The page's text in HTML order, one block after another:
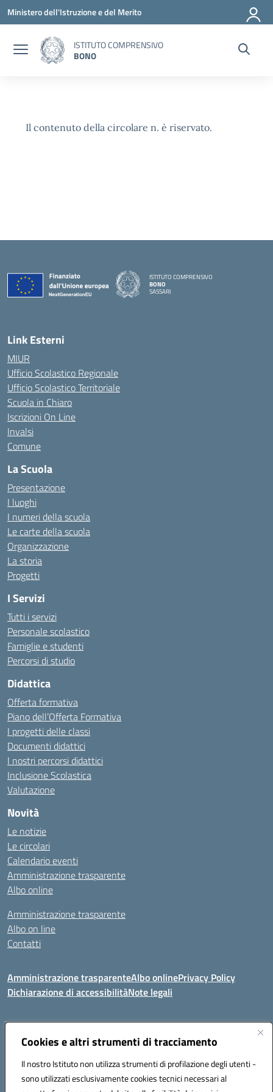
Cookies e altri strumenti di tracciamento
Il nostro Istituto non utilizza strumenti di profilazione degli utenti -
sono utilizzati esclusivamente cookies tecnici necessari al
Vai ai contenuti
Vai al menu di navigazione
Vai al footer
Ministero dell'Istruzione e del Merito
ISTITUTO COMPRENSIVO
BONO
Il contenuto della circolare n. è riservato.
ISTITUTO COMPRENSIVO
BONO
SASSARI
Link Esterni
MIUR
Ufficio Scolastico Regionale
Ufficio Scolastico Territoriale
Scuola in Chiaro
Iscrizioni On Line
Invalsi
Comune
La Scuola
Presentazione
I luoghi
I numeri della scuola
Le carte della scuola
Organizzazione
La storia
Progetti
I Servizi
Tutti i servizi
Personale scolastico
Famiglie e studenti
Percorsi di studio
Didattica
Offerta formativa
Piano dell’Offerta Formativa
I progetti delle classi
Documenti didattici
I nostri percorsi didattici
Inclusione Scolastica
Valutazione
Novità
Le notizie
Le circolari
Calendario eventi
Amministrazione trasparente
Albo online
Amministrazione trasparente
Albo on line
Contatti
Amministrazione trasparenteAlbo onlinePrivacy Policy
Dichiarazione di accessibilitàNote legali
Indirizzo:Via Tirso, 07011 Bono (SS)
Posta elettronica certificata (PEC):ssic820006@pec.istruzione.it
Codice fiscale: 81000530907